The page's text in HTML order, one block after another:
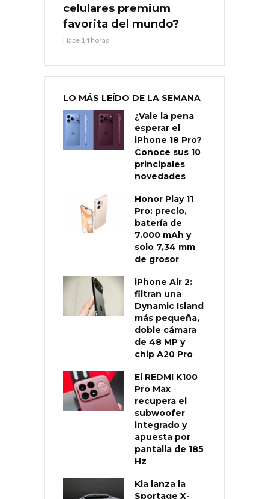
celulares premium
favorita del mundo?
Hace 14 horas
LO MÁS LEÍDO DE LA SEMANA
¿Vale la pena
esperar el
iPhone 18 Pro?
Conoce sus 10
principales
novedades
Honor Play 11
Pro: precio,
batería de
7.000 mAh y
solo 7,34 mm
de grosor
iPhone Air 2:
filtran una
Dynamic Island
más pequeña,
doble cámara
de 48 MP y
chip A20 Pro
El REDMI K100
Pro Max
recupera el
subwoofer
integrado y
apuesta por
pantalla de 185
Hz
Kia lanza la
Sportage X-